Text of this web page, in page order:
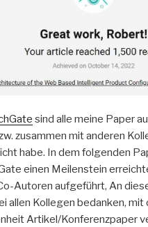
sind alle meine Paper
zusammen mit anderen
habe. In dem folgenden
einen Meilenstein
Autoren aufgeführt, An
allen Kollegen bedanken, mit
Artikel/Konferenzpaper